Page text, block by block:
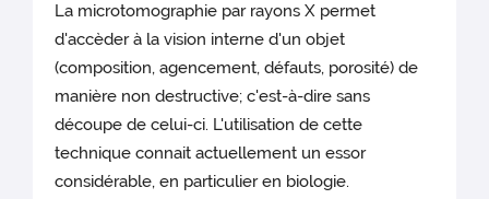
La microtomographie par rayons X permet
d'accèder à la vision interne d'un objet
(composition, agencement, défauts, porosité) de
manière non destructive; c'est-à-dire sans
découpe de celui-ci. L'utilisation de cette
technique connait actuellement un essor
considérable, en particulier en biologie.